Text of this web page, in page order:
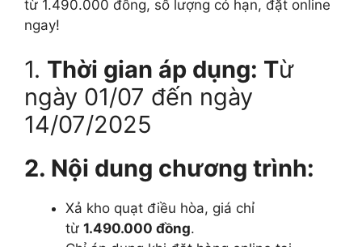
từ 1.490.000 đồng, số lượng có hạn, đặt online
ngay!
1. Thời gian áp dụng: Từ
ngày 01/07 đến ngày
14/07/2025
2. Nội dung chương trình:
Xả kho quạt điều hòa, giá chỉ
từ 1.490.000 đồng.